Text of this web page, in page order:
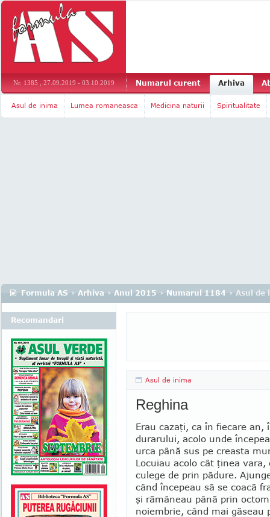
Nr. 1385 , 27.09.2019 - 03.10.2019 Numarul curent Arhiva
Asul de inima Lumea romaneasca Medicina naturii Spiritualitate
Formula AS › Arhiva › Anul 2015 › Numarul 1184 › Asul de
Asul de inima
Reghina
Erau cazaţi, ca în fiecare
du­rarului, acolo unde
urca până sus pe creasta
Locuiau acolo cât ţinea vara,
culege de prin pă­dure.
când începeau să se coacă
şi rămâneau până prin
noiembrie, când mai gă­seau
Recomandari